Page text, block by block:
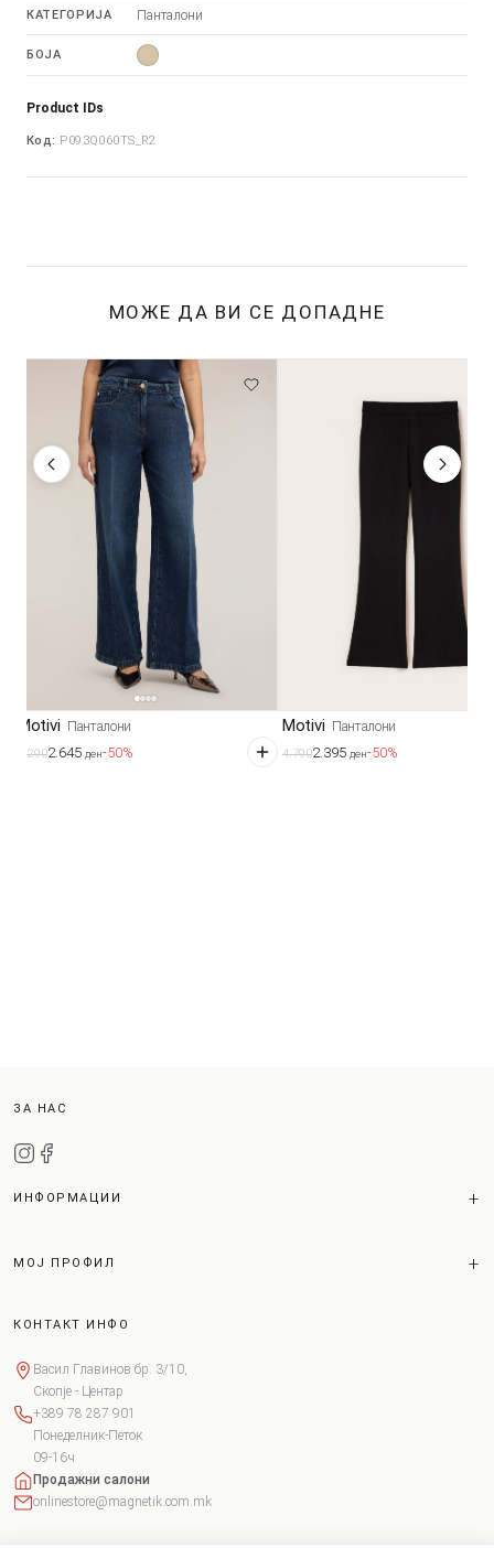
КАТЕГОРИЈА Панталони
БОЈА
Product IDs
Код: P093Q060TS_R2
МОЖЕ ДА ВИ СЕ ДОПАДНЕ
Motivi Панталони
5.2902.645 ден-50%
Motivi Панталони
4.7902.395 ден-50%
ЗА НАС
ИНФОРМАЦИИ
МОЈ ПРОФИЛ
КОНТАКТ ИНФО
Васил Главинов бр. 3/10,
Скопје - Центар
+389 78 287 901
Понеделник-Петок
09-16ч
Продажни салони
onlinestore@magnetik.com.mk